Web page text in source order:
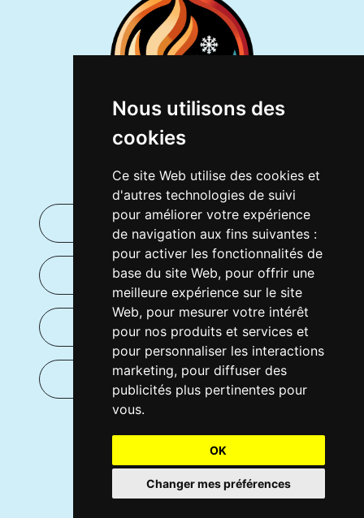
Nous utilisons des
cookies
Ce site Web utilise des cookies et
d'autres technologies de suivi
pour améliorer votre expérience
de navigation aux fins suivantes :
pour activer les fonctionnalités de
base du site Web, pour offrir une
meilleure expérience sur le site
Web, pour mesurer votre intérêt
pour nos produits et services et
pour personnaliser les interactions
marketing, pour diffuser des
publicités plus pertinentes pour
vous.
OK
Changer mes préférences
Contactez
Thermocrea !
Par téléphone
Prendre RDV
Par mail
Par le site
© Thermocrea - 2025
Mentions Légales